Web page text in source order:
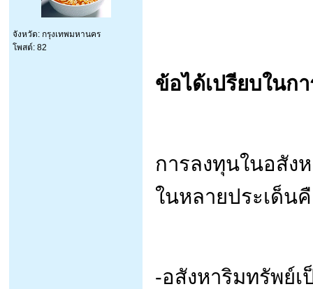
จังหวัด: กรุงเทพมหานคร
โพสต์: 82
ข้อได้เปรียบในก
การลงทุนในอสัง
ในหลายประเด็น
-อสังหาริมทรัพย์